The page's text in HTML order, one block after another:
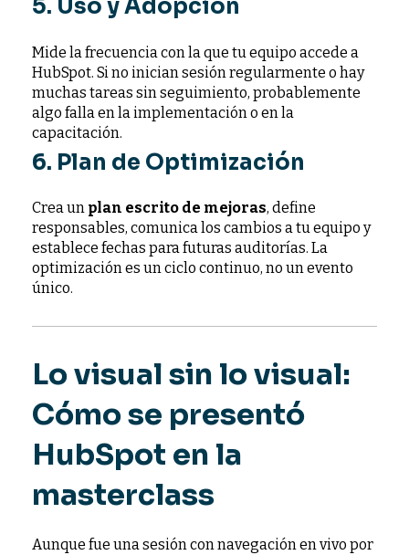
5. Uso y Adopción
Mide la frecuencia con la que tu equipo accede a
HubSpot. Si no inician sesión regularmente o hay
muchas tareas sin seguimiento, probablemente
algo falla en la implementación o en la
capacitación.
6. Plan de Optimización
Crea un plan escrito de mejoras, define
responsables, comunica los cambios a tu equipo y
establece fechas para futuras auditorías. La
optimización es un ciclo continuo, no un evento
único.
Lo visual sin lo visual:
Cómo se presentó
HubSpot en la
masterclass
Aunque fue una sesión con navegación en vivo por